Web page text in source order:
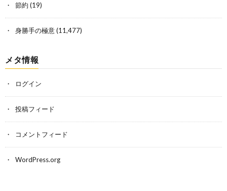
節約 (19)
身勝手の極意(11,477)
メタ情報
ログイン
投稿フィード
コメントフィード
WordPress.org